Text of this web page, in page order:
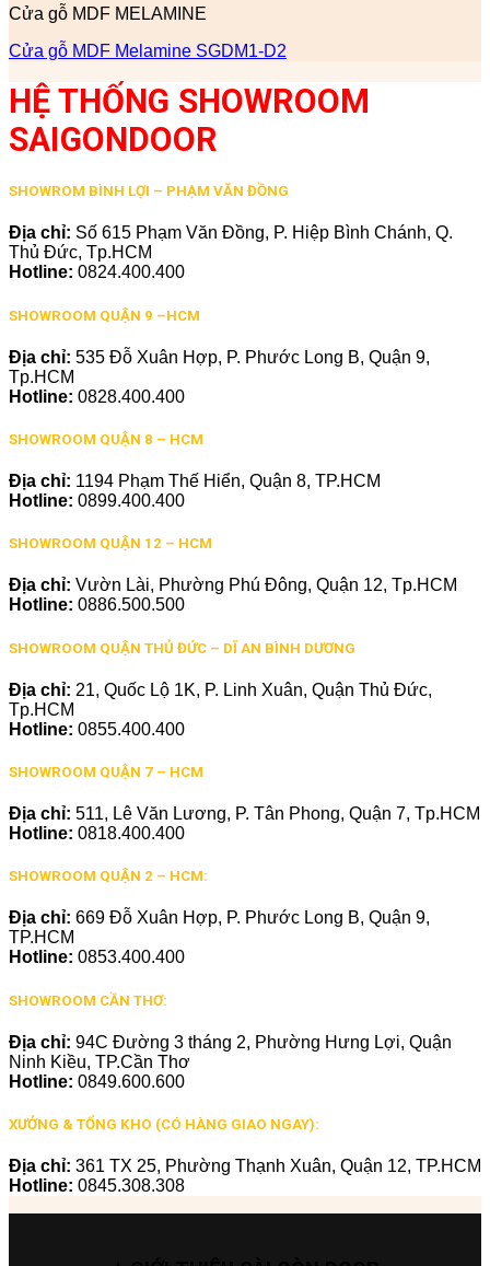
Cửa gỗ MDF MELAMINE
Cửa gỗ MDF Melamine SGDM1-D2
HỆ THỐNG SHOWROOM
SAIGONDOOR
SHOWROM BÌNH LỢI – PHẠM VĂN ĐỒNG
Địa chỉ: Số 615 Phạm Văn Đồng, P. Hiệp Bình Chánh, Q.
Thủ Đức, Tp.HCM
Hotline: 0824.400.400
SHOWROOM QUẬN 9 –HCM
Địa chỉ: 535 Đỗ Xuân Hợp, P. Phước Long B, Quận 9,
Tp.HCM
Hotline: 0828.400.400
SHOWROOM QUẬN 8 – HCM
Địa chỉ: 1194 Phạm Thế Hiển, Quận 8, TP.HCM
Hotline: 0899.400.400
SHOWROOM QUẬN 12 – HCM
Địa chỉ: Vườn Lài, Phường Phú Đông, Quận 12, Tp.HCM
Hotline: 0886.500.500
SHOWROOM QUẬN THỦ ĐỨC – DĨ AN BÌNH DƯƠNG
Địa chỉ: 21, Quốc Lộ 1K, P. Linh Xuân, Quận Thủ Đức,
Tp.HCM
Hotline: 0855.400.400
SHOWROOM QUẬN 7 – HCM
Địa chỉ: 511, Lê Văn Lương, P. Tân Phong, Quận 7, Tp.HCM
Hotline: 0818.400.400
SHOWROOM QUẬN 2 – HCM:
Địa chỉ: 669 Đỗ Xuân Hợp, P. Phước Long B, Quận 9,
TP.HCM
Hotline: 0853.400.400
SHOWROOM CẦN THƠ:
Địa chỉ: 94C Đường 3 tháng 2, Phường Hưng Lợi, Quận
Ninh Kiều, TP.Cần Thơ
Hotline: 0849.600.600
XƯỞNG & TỔNG KHO (CÓ HÀNG GIAO NGAY):
Địa chỉ: 361 TX 25, Phường Thạnh Xuân, Quận 12, TP.HCM
Hotline: 0845.308.308